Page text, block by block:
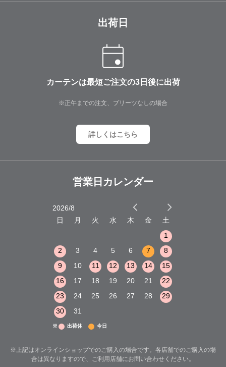
出荷日
カーテンは最短ご注文の3日後に出荷
※正午までの注文、プリーツなしの場合
詳しくはこちら
営業日カレンダー
2026/8
日
月 火 水 木 金
土
1
2
3 4 5 6 7
8
9
10 11 12 13 14
15
16
17 18 19 20 21
22
23
24 25 26 27 28
29
30
31
※ 出荷休 今日
※上記はオンラインショップでのご購入の場合です。各店舗でのご購入の場
合は異なりますので、ご利用店舗にお問い合わせください。